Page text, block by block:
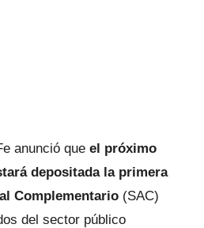
anunció que el próximo
depositada la primera
Complementario (SAC)
del sector público